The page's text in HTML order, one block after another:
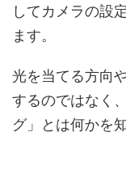
してカメラの設
ます。
光を当てる方向
するのではなく
グ」とは何かを